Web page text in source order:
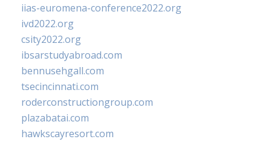
iias-euromena-conference2022.org
ivd2022.org
csity2022.org
ibsarstudyabroad.com
bennusehgall.com
tsecincinnati.com
roderconstructiongroup.com
plazabatai.com
hawkscayresort.com